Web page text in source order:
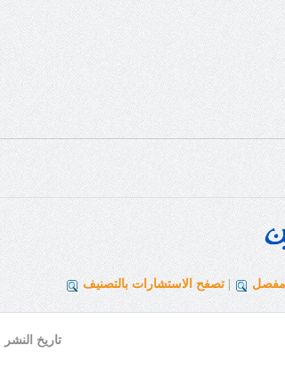
| تصفح الاستشارات بالتصنيف
تاريخ